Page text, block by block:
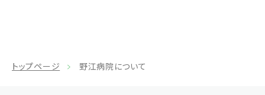
トップページ 野江病院について